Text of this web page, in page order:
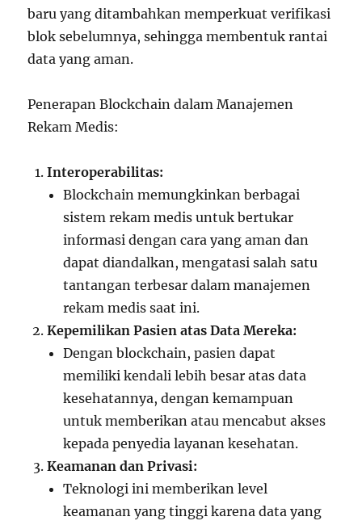
baru yang ditambahkan memperkuat verifikasi
blok sebelumnya, sehingga membentuk rantai
data yang aman.
Penerapan Blockchain dalam Manajemen
Rekam Medis:
Interoperabilitas:
Blockchain memungkinkan berbagai
sistem rekam medis untuk bertukar
informasi dengan cara yang aman dan
dapat diandalkan, mengatasi salah satu
tantangan terbesar dalam manajemen
rekam medis saat ini.
Kepemilikan Pasien atas Data Mereka:
Dengan blockchain, pasien dapat
memiliki kendali lebih besar atas data
kesehatannya, dengan kemampuan
untuk memberikan atau mencabut akses
kepada penyedia layanan kesehatan.
Keamanan dan Privasi:
Teknologi ini memberikan level
keamanan yang tinggi karena data yang